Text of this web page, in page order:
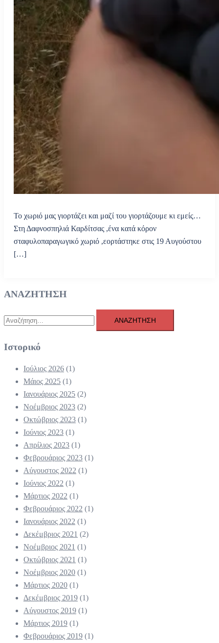
Το χωριό μας γιορτάζει και μαζί του γιορτάζουμε κι εμείς…
Στη Δαφνοσπηλιά Καρδίτσας ,ένα κατά κόρον
σταφυλοπαραγωγικό χωριό ,εορτάστηκε στις 19 Αυγούστου
[…]
ΑΝΑΖΗΤΗΣΗ
Αναζήτηση
για:
Ιστορικό
Ιούλιος 2026 (1)
Μάιος 2025 (1)
Ιανουάριος 2025 (2)
Νοέμβριος 2023 (2)
Οκτώβριος 2023 (1)
Ιούνιος 2023 (1)
Απρίλιος 2023 (1)
Φεβρουάριος 2023 (1)
Αύγουστος 2022 (1)
Ιούνιος 2022 (1)
Μάρτιος 2022 (1)
Φεβρουάριος 2022 (1)
Ιανουάριος 2022 (1)
Δεκέμβριος 2021 (2)
Νοέμβριος 2021 (1)
Οκτώβριος 2021 (1)
Νοέμβριος 2020 (1)
Μάρτιος 2020 (1)
Δεκέμβριος 2019 (1)
Αύγουστος 2019 (1)
Μάρτιος 2019 (1)
Φεβρουάριος 2019 (1)